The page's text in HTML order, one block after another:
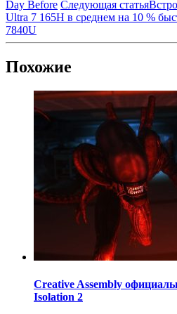
Day Before Следующая статья
Ultra 7 165H в среднем на 10 %
7840U
Похожие
Creative Assembly
Isolation 2